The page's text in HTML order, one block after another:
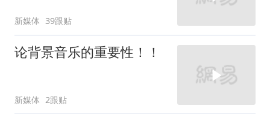
新媒体 39跟贴
论背景音乐的重要性！！
新媒体 2跟贴